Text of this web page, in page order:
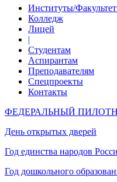
Институты/
Колледж
Лицей
|
Студентам
Аспирантам
Преподавателям
Спецпроекты
Контакты
ФЕДЕРАЛЬНЫЙ
День открытых дверей
Год единства народов
Год дошкольного